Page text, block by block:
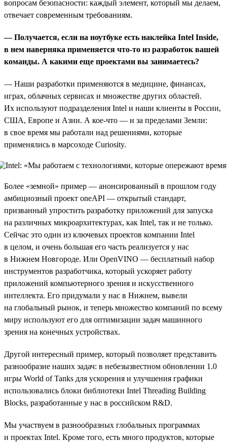
вопросам безопасности: каждый элемент, который мы делаем,
отвечает современным требованиям.
— Получается, если на ноутбуке есть наклейка Intel Inside,
в нем наверняка применяется что-то из разработок вашей
команды. А какими еще проектами вы занимаетесь?
— Наши разработки применяются в медицине, финансах,
играх, облачных сервисах и множестве других областей.
Их используют подразделения Intel и наши клиенты в России,
США, Европе и Азии. А кое-что — и за пределами Земли:
в свое время мы работали над решениями, которые
применялись в марсоходе Curiosity.
Более «земной» пример — анонсированный в прошлом году
амбициозный проект oneAPI — открытый стандарт,
призванный упростить разработку приложений для запуска
на различных микроархитектурах, как Intel, так и не только.
Сейчас это один из ключевых проектов компании Intel
в целом, и очень большая его часть реализуется у нас
в Нижнем Новгороде. Или OpenVINO — бесплатный набор
инструментов разработчика, который ускоряет работу
приложений компьютерного зрения и искусственного
интеллекта. Его придумали у нас в Нижнем, вывели
на глобальный рынок, и теперь множество компаний по всему
миру используют его для оптимизации задач машинного
зрения на конечных устройствах.
Другой интересный пример, который позволяет представить
разнообразие наших задач: в небезызвестном обновлении 1.0
игры World of Tanks для ускорения и улучшения графики
использовались блоки библиотеки Intel Threading Building
Blocks, разработанные у нас в российском R&D.
Мы участвуем в разнообразных глобальных программах
и проектах Intel. Кроме того, есть много продуктов, которые